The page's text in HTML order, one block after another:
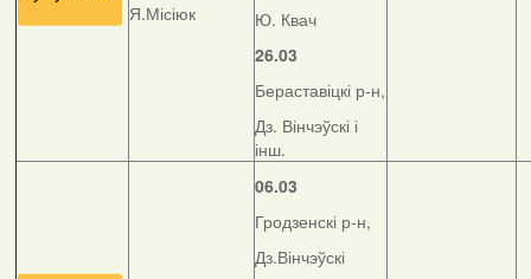
Я.Місіюк
Ю. Квач
26.03
Бераставіцкі р-н,
Дз. Вінчэўскі і
інш.
06.03
Гродзенскі р-н,
Дз.Вінчэўскі